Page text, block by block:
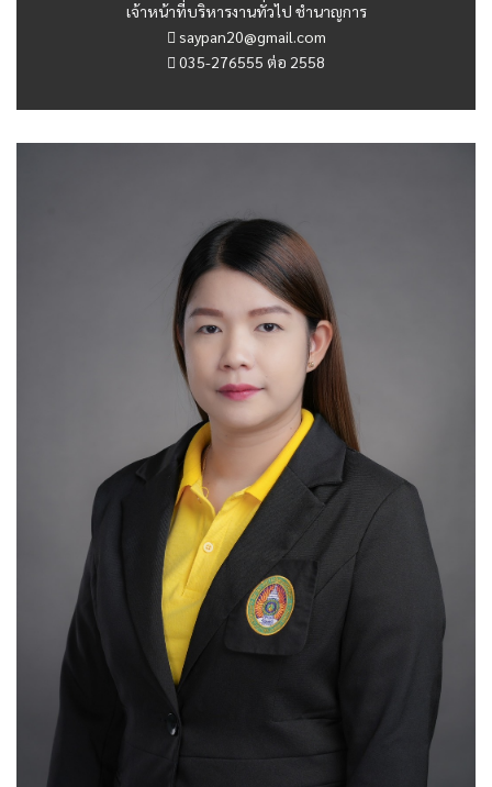
เจ้าหน้าที่บริหารงานทั่วไป ชำนาญการ
saypan20@gmail.com
035-276555 ต่อ 2558